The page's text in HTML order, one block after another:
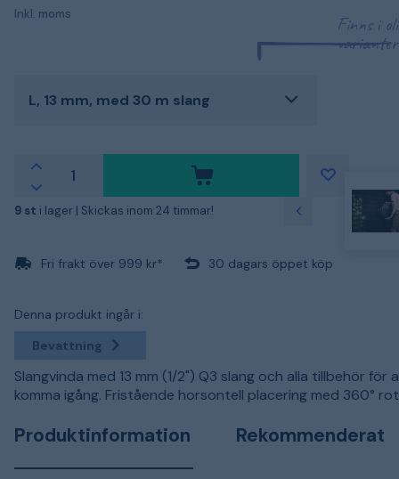
Inkl. moms
Finns i
varianter
L, 13 mm, med 30 m slang
9 st i lager | Skickas inom 24 timmar!
Fri frakt över 999 kr* 30 dagars öppet köp
Denna produkt ingår i:
Bevattning
Slangvinda med 13 mm (1/2") Q3 slang och alla tillbehör för
komma igång. Fristående horsontell placering med 360°
Produktinformation Rekommenderat